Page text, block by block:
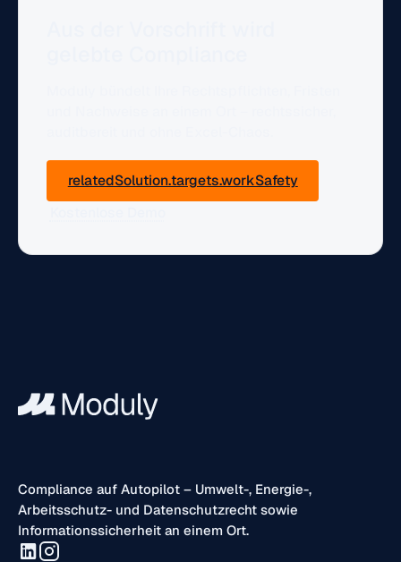
relatedSolution.targets.workSafety
Compliance auf Autopilot – Umwelt-, Energie-,
Arbeitsschutz- und Datenschutzrecht sowie
Informationssicherheit an einem Ort.